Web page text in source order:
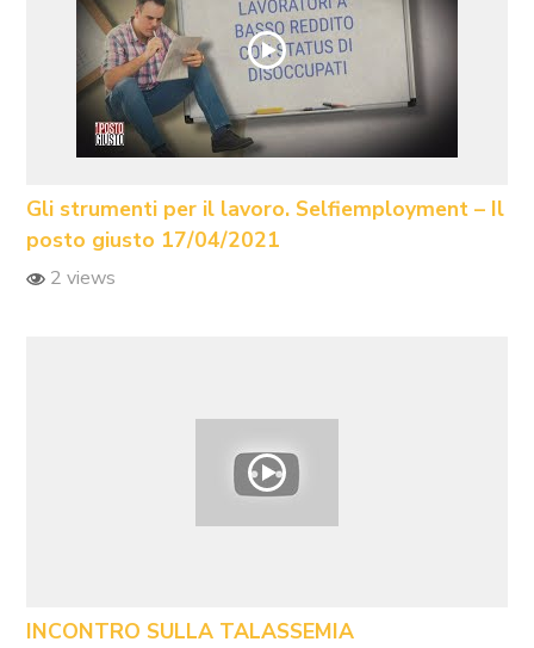
Gli strumenti per il lavoro. Selfiemployment – Il
posto giusto 17/04/2021
2 views
INCONTRO SULLA TALASSEMIA